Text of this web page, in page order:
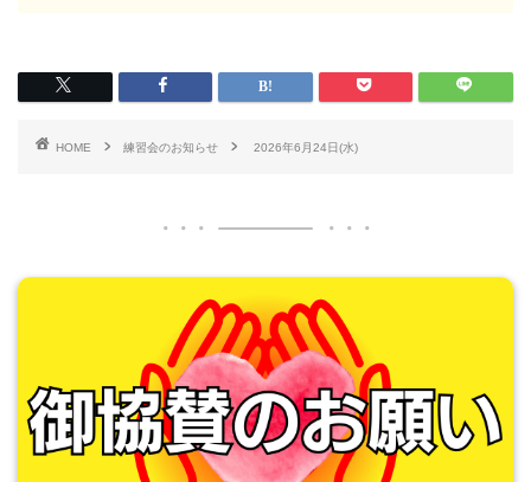
HOME 練習会のお知らせ 2026年6月24日(水)